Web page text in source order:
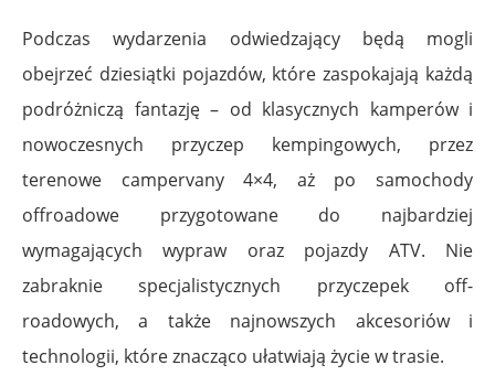
Podczas wydarzenia odwiedzający będą mogli
obejrzeć dziesiątki pojazdów, które zaspokajają każdą
podróżniczą fantazję – od klasycznych kamperów i
nowoczesnych przyczep kempingowych, przez
terenowe campervany 4×4, aż po samochody
offroadowe przygotowane do najbardziej
wymagających wypraw oraz pojazdy ATV. Nie
zabraknie specjalistycznych przyczepek off-
roadowych, a także najnowszych akcesoriów i
technologii, które znacząco ułatwiają życie w trasie.